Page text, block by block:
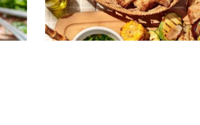
Ψητά λαχανικά στο BBQ